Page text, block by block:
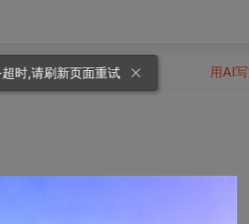
用AI
超时,请刷新页面重试